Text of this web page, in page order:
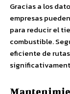
Gracias a los
empresas
para reducir el
combustible.
eficiente de